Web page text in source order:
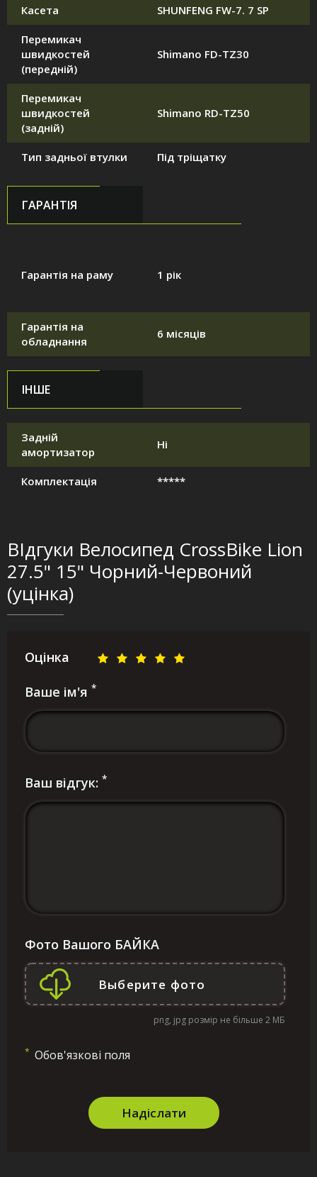
Касета SHUNFENG FW-7. 7 SP
Перемикач
швидкостей
(передній)
Shimano FD-TZ30
Перемикач
швидкостей
(задній)
Shimano RD-TZ50
Тип задньої втулки Під тріщатку
ГАРАНТІЯ
Гарантія на раму 1 рік
Гарантія на
обладнання
6 місяців
ІНШЕ
Задній
амортизатор
Ні
Комплектація *****
ВІдгуки Велосипед CrossBike Lion
27.5" 15" Чорний-Червоний
(уцінка)
Оцінка
Ваше ім'я *
Ваш відгук: *
Фото Вашого БАЙКА
png, jpg розмір не більше 2 МБ
* Обов'язкові поля
Надіслати